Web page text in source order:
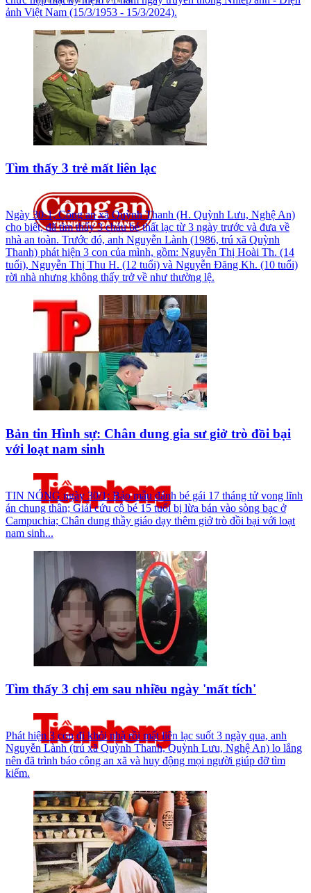
ảnh Việt Nam (15/3/1953 - 15/3/2024).
Tìm thấy 3 trẻ mất liên lạc
Ngày 30-1, Công an xã Quỳnh Thanh (H. Quỳnh Lưu, Nghệ An)
cho biết, đã tìm thấy 3 cháu bé thất lạc từ 3 ngày trước và đưa về
nhà an toàn. Trước đó, anh Nguyễn Lành (1986, trú xã Quỳnh
Thanh) phát hiện 3 con của mình, gồm: Nguyễn Thị Hoài Th. (14
tuổi), Nguyễn Thị Thu H. (12 tuổi) và Nguyễn Đăng Kh. (10 tuổi)
rời nhà nhưng không thấy trở về như thường lệ.
Bản tin Hình sự: Chân dung gia sư giở trò đồi bại
với loạt nam sinh
TIN NÓNG ngày 30/1: Bảo mẫu đánh bé gái 17 tháng tử vong lĩnh
án chung thân; Giải cứu cô bé 15 tuổi bị lừa bán vào sòng bạc ở
Campuchia; Chân dung thầy giáo dạy thêm giở trò đồi bại với loạt
nam sinh...
Tìm thấy 3 chị em sau nhiều ngày 'mất tích'
Phát hiện 3 con đi khỏi nhà rồi mất liên lạc suốt 3 ngày qua, anh
Nguyễn Lành (trú xã Quỳnh Thanh, Quỳnh Lưu, Nghệ An) lo lắng
nên đã trình báo công an xã và huy động mọi người giúp đỡ tìm
kiếm.